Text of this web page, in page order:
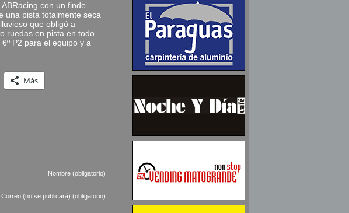
con un finde
una pista totalmente seca
que obligó a
ruedas en pista en todo
P2 para el equipo y a
Más
Nombre (obligatorio)
Correo (no se publicará) (obligatorio)